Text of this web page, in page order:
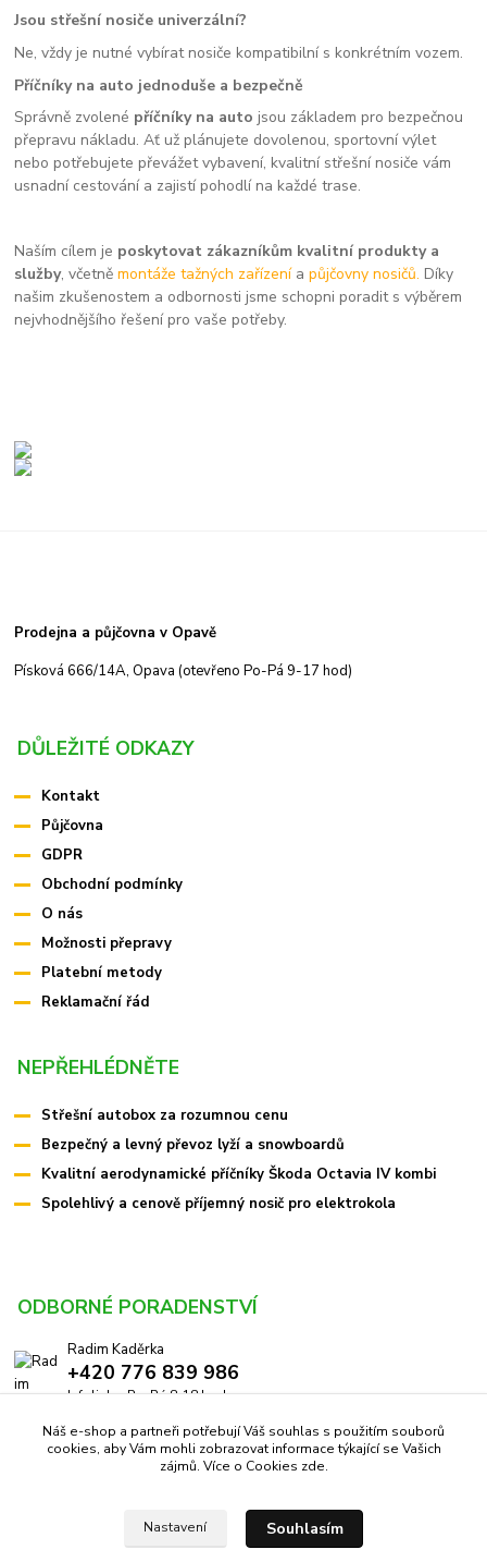
Jsou střešní nosiče univerzální?
Ne, vždy je nutné vybírat nosiče kompatibilní s konkrétním vozem.
Příčníky na auto jednoduše a bezpečně
Správně zvolené příčníky na auto jsou základem pro bezpečnou
přepravu nákladu. Ať už plánujete dovolenou, sportovní výlet
nebo potřebujete převážet vybavení, kvalitní střešní nosiče vám
usnadní cestování a zajistí pohodlí na každé trase.
Naším cílem je poskytovat zákazníkům kvalitní produkty a
služby, včetněmontáže tažných zařízení apůjčovny nosičů. Díky
našim zkušenostem a odbornosti jsme schopni poradit s výběrem
nejvhodnějšího řešení pro vaše potřeby.
Prodejna a půjčovna v Opavě
Písková 666/14A, Opava (otevřeno Po-Pá 9-17 hod)
DŮLEŽITÉ ODKAZY
Kontakt
Půjčovna
GDPR
Obchodní podmínky
O nás
Možnosti přepravy
Platební metody
Reklamační řád
NEPŘEHLÉDNĚTE
Střešní autobox za rozumnou cenu
Bezpečný a levný převoz lyží a snowboardů
Kvalitní aerodynamické příčníky Škoda Octavia IV kombi
Spolehlivý a cenově příjemný nosič pro elektrokola
ODBORNÉ PORADENSTVÍ
Radim Kaděrka
+420 776 839 986
Infolinka: Po-Pá 8-18 hod.
info@pricniky.cz
Náš e-shop a partneři potřebují Váš souhlas s použitím souborů
cookies, aby Vám mohli zobrazovat informace týkající se Vašich
zájmů. Více o Cookies zde.
Nastavení Souhlasím